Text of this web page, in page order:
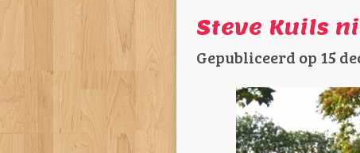
Steve Kuils
Gepubliceerd op 15